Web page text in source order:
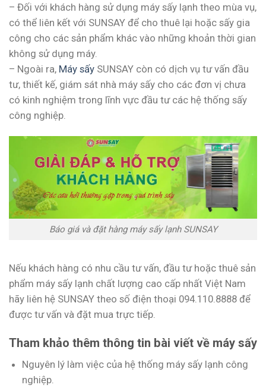
– Đối với khách hàng sử dụng máy sấy lạnh theo mùa vụ,
có thể liên kết với SUNSAY để cho thuê lại hoặc sấy gia
công cho các sản phẩm khác vào những khoản thời gian
không sử dụng máy.
– Ngoài ra, Máy sấy SUNSAY còn có dịch vụ tư vấn đầu
tư, thiết kế, giám sát nhà máy sấy cho các đơn vị chưa
có kinh nghiệm trong lĩnh vực đầu tư các hệ thống sấy
công nghiệp.
Báo giá và đặt hàng máy sấy lạnh SUNSAY
Nếu khách hàng có nhu cầu tư vấn, đầu tư hoặc thuê sản
phẩm máy sấy lạnh chất lượng cao cấp nhất Việt Nam
hãy liên hệ SUNSAY theo số điện thoại 094.110.8888 để
được tư vấn và đặt mua trực tiếp.
Tham khảo thêm thông tin bài viết về máy sấy
Nguyên lý làm việc của hệ thống máy sấy lạnh công
nghiệp.